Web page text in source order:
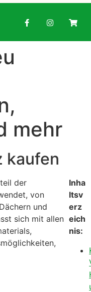
mehr
kaufen
der
von
und
sich mit allen
Inha
ltsv
erz
eich
nis: